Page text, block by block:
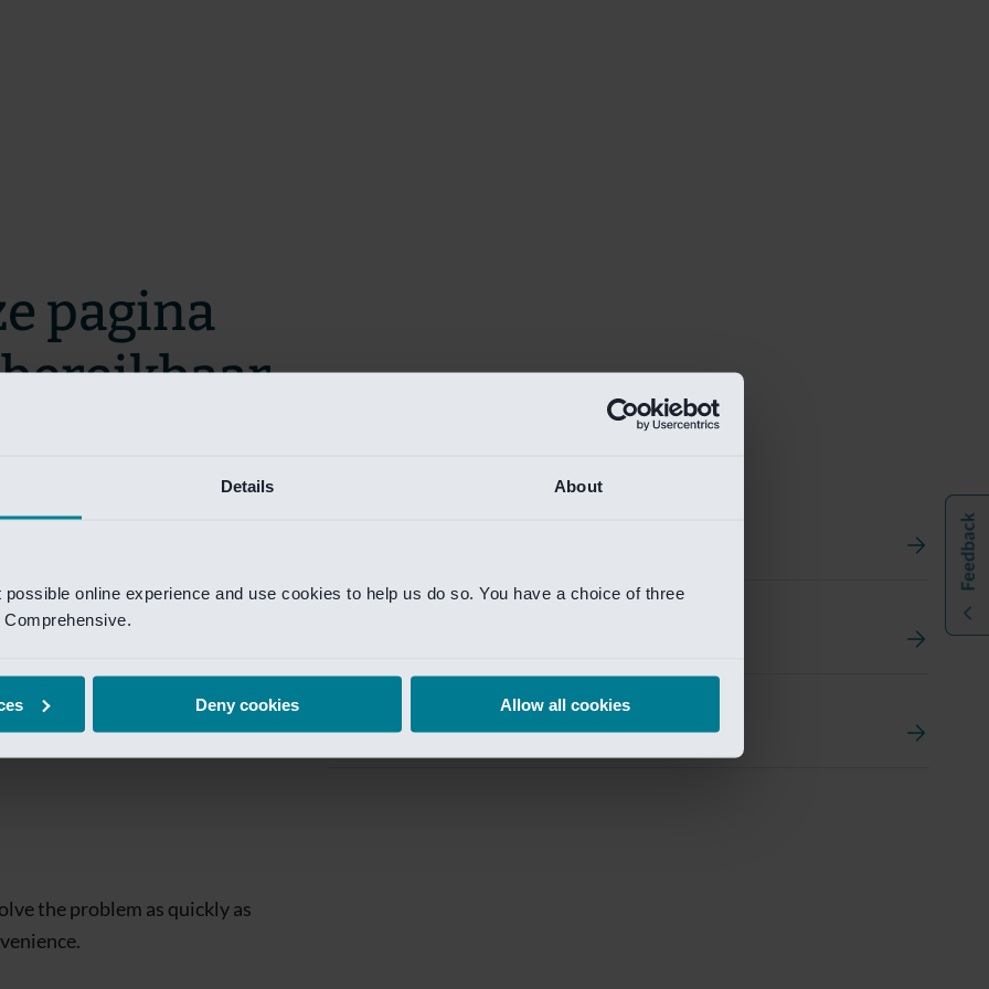
Details About
online experience and use cookies to help us do so. You have a choice of three
Deny cookies Allow all cookies
Van Lanschot Kempen Research
pagina
zo snel mogelijk te verhelpen.
te krijgen.
is
the problem as quickly as